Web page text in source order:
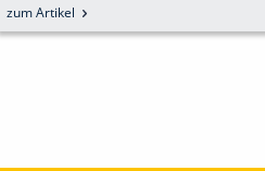
zum Artikel